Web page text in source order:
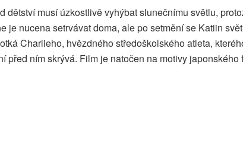
musí úzkostlivě vyhýbat slunečnímu světlu,
nucena setrvávat doma, ale po setmění se Katiin
Charlieho, hvězdného středoškolského atleta,
ním skrývá. Film je natočen na motivy japonského